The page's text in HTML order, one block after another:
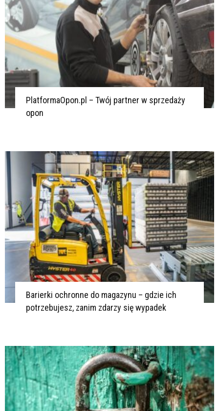
PlatformaOpon.pl – Twój partner w sprzedaży
opon
Barierki ochronne do magazynu – gdzie ich
potrzebujesz, zanim zdarzy się wypadek